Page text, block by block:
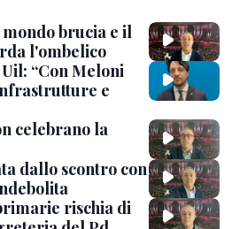
brucia e il
l'ombelico
“Con Meloni
e
celebrano la
dallo scontro con
rischia di